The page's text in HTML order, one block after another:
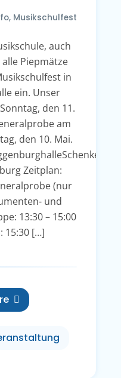
, Musikschulfest
auch
Piepmätze
in
ein. Unser
den 11.
am
den 10. Mai.
Zeitplan:
(nur
und
13:30 – 15:00
15:30 […]